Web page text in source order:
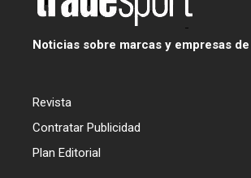
Noticias sobre marcas y empresas
Revista
Contratar Publicidad
Plan Editorial